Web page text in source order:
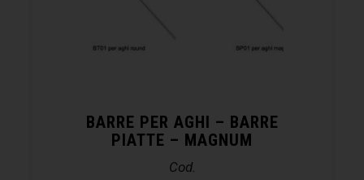
BARRE PER AGHI – BARRE
PIATTE – MAGNUM
Cod.